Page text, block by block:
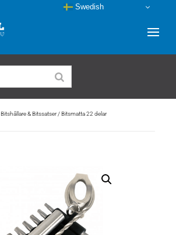
Bitshållare & Bitssatser/ Bitsmatta 22 delar
Swedish